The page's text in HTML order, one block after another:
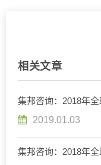
相关文章
集邦咨询：2018年
2019.01.03
集邦咨询：2018年